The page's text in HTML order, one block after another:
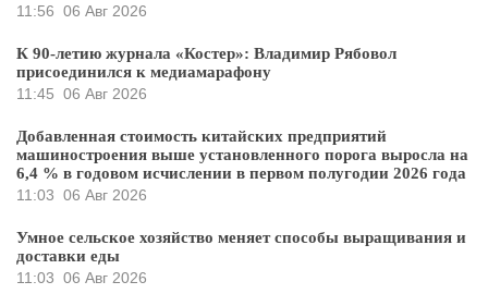
11:56 06 Авг 2026
К 90-летию журнала «Костер»: Владимир Рябовол
присоединился к медиамарафону
11:45 06 Авг 2026
Добавленная стоимость китайских предприятий
машиностроения выше установленного порога выросла на
6,4 % в годовом исчислении в первом полугодии 2026 года
11:03 06 Авг 2026
Умное сельское хозяйство меняет способы выращивания и
доставки еды
11:03 06 Авг 2026